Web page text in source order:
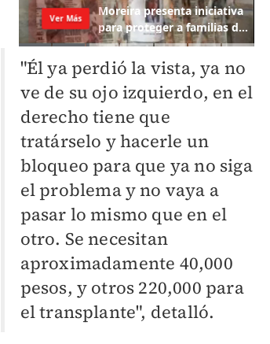
"Él ya perdió la vista, ya no
ve de su ojo izquierdo, en el
derecho tiene que
tratárselo y hacerle un
bloqueo para que ya no siga
el problema y no vaya a
pasar lo mismo que en el
otro. Se necesitan
aproximadamente 40,000
pesos, y otros 220,000 para
el transplante", detalló.